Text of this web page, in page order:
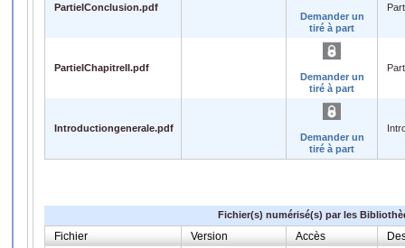
PartieIConclusion.pdf
Demander un
tiré à part
PartieIChapitreII.pdf
Demander un
tiré à part
Introductiongenerale.pdf
Demander un
tiré à part
Fichier(s) numérisé(s) par les
Fichier Version Accès